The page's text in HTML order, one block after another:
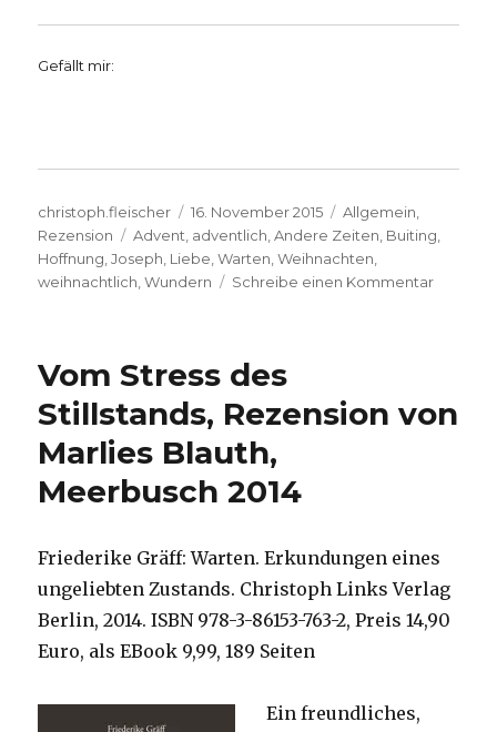
Gefällt mir:
Autor
christoph.fleischer
Veröffentlicht
am
16. November 2015 Kategorien
Allgemein
Rezension
Schlagwörter
Advent adventlich ,Andere Zeiten Buiting
Hoffnung ,Joseph Liebe ,Warten ,Weihnachten
weihnachtlich ,Wundern Schreibe einen Kommentarzu
von
Vom Stress des
Stillstands, Rezension von
Marlies Blauth,
Meerbusch 2014
Friederike Gräff: Warten. Erkundungen eines
ungeliebten Zustands. Christoph Links Verlag
Berlin, 2014. ISBN 978-3-86153-763-2, Preis 14,90
Euro, als EBook 9,99, 189 Seiten
Ein freundliches,